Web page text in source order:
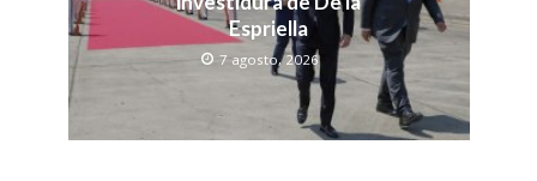
Espriella
7 agosto, 2026